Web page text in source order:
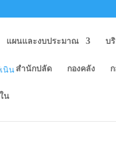
แผนและงบประมาณ บ
สำนักปลัด กองคลัง
น